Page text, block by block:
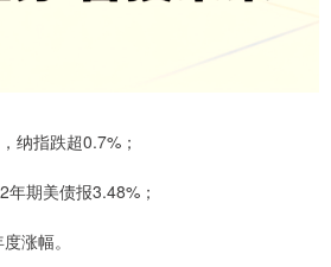
纳指跌超0.7%；
期美债报3.48%；
涨幅。